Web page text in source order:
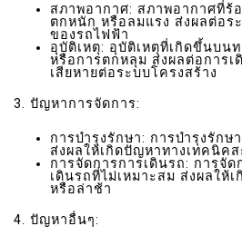
สภาพอากาศ: สภาพอากาศที่ร้
ตกหนัก หรือลมแรง ส่งผลต่อร
ของรถไฟฟ้า
อุบัติเหตุ: อุบัติเหตุที่เกิดขึ้นบน
หรือการตกหลุม ส่งผลต่อการเ
เสียหายต่อระบบโครงสร้าง
3. ปัญหาการจัดการ:
การบำรุงรักษา: การบำรุงรักษ
ส่งผลให้เกิดปัญหาทางเทคนิคส
การจัดการการเดินรถ: การจัด
เดินรถที่ไม่เหมาะสม ส่งผลให้
หรือล่าช้า
4. ปัญหาอื่นๆ: